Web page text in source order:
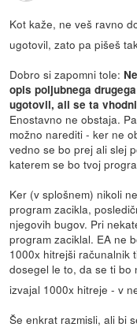
Kot kaže, ne veš ravno
ugotovil, zato pa pišeš
Dobro si zapomni tole:
opis poljubnega
ugotovil, ali se ta
Enostavno ne obstaja.
možno narediti - ker ne
vedno se bo prej ali slej
katerem se bo tvoj
Ker (v splošnem) nikoli
program zacikla,
njegovih bugov. Pri
program zaciklal. EA ne
1000x hitrejši računalnik
dosegel le to, da se ti bo
izvajal 1000x hitreje - v
Še enkrat razmisli, ali bi